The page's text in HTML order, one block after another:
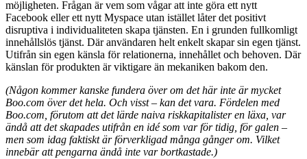
möjligheten. Frågan är vem som vågar att inte göra ett nytt
Facebook eller ett nytt Myspace utan istället låter det positivt
disruptiva i individualiteten skapa tjänsten. En i grunden fullkomligt
innehållslös tjänst. Där användaren helt enkelt skapar sin egen tjänst.
Utifrån sin egen känsla för relationerna, innehållet och behoven. Där
känslan för produkten är viktigare än mekaniken bakom den.
(Någon kommer kanske fundera över om det här inte är mycket
Boo.com över det hela. Och visst – kan det vara. Fördelen med
Boo.com, förutom att det lärde naiva riskkapitalister en läxa, var
ändå att det skapades utifrån en idé som var för tidig, för galen –
men som idag faktiskt är förverkligad många gånger om. Vilket
innebär att pengarna ändå inte var bortkastade.)